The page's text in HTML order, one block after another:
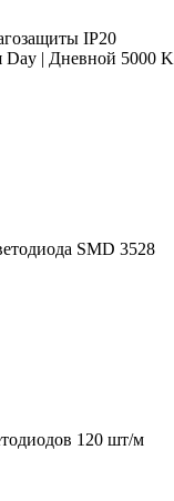
IP20
Day | Дневной 5000 K
SMD 3528
120 шт/м